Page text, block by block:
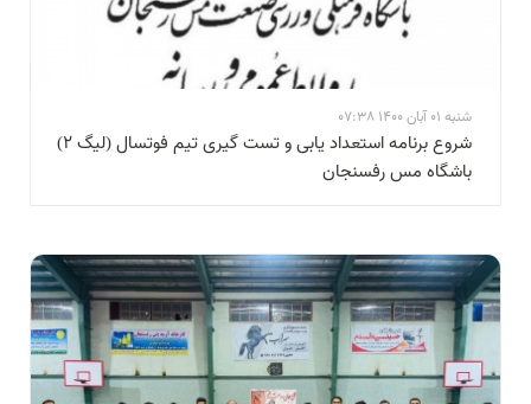
شنبه 01 آبان 1400 07:38
شروع برنامه استعداد یابی و تست گیری تیم فوتسال (لیگ ۲)
باشگاه مس رفسنجان